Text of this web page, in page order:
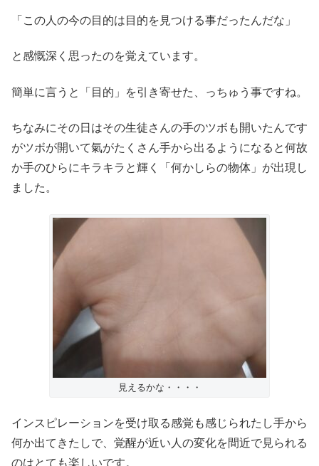
「この人の今の目的は目的を見つける事だったんだな」
と感慨深く思ったのを覚えています。
簡単に言うと「目的」を引き寄せた、っちゅう事ですね。
ちなみにその日はその生徒さんの手のツボも開いたんです
がツボが開いて氣がたくさん手から出るようになると何故
か手のひらにキラキラと輝く「何かしらの物体」が出現し
ました。
見えるかな・・・・
インスピレーションを受け取る感覚も感じられたし手から
何か出てきたしで、覚醒が近い人の変化を間近で見られる
のはとても楽しいです。